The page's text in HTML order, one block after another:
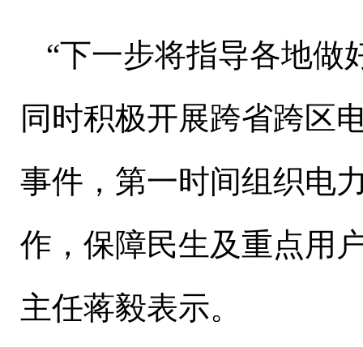
“下一步将指导各地做
同时积极开展跨省跨区
事件，第一时间组织电
作，保障民生及重点用
主任蒋毅表示。